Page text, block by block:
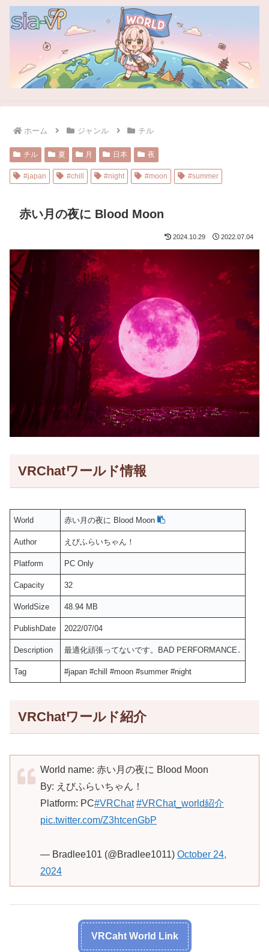
ホーム ジャンル チル
チル 夏 月 日本 夜
#japan #chill #night #moon #summer
赤い月の夜に Blood Moon
2024.10.29 2022.07.04
VRChatワールド情報
World 赤い月の夜に Blood Moon
Author えびふらいちゃん！
Platform PC Only
Capacity 32
WorldSize 48.94 MB
PublishDate 2022/07/04
Description 最適化頑張ってないです。BAD PERFORMANCE․
Tag #japan #chill #moon #summer #night
VRChatワールド紹介
World name: 赤い月の夜に Blood Moon
By: えびふらいちゃん！
Platform: PC#VRChat #VRChat_world紹介
pic.twitter.com/Z3htcenGbP
— Bradlee101 (@Bradlee1011) October 24,
2024
VRCaht World Link